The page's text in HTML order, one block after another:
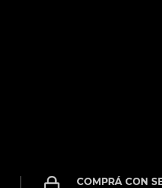
COMPRÁ CON